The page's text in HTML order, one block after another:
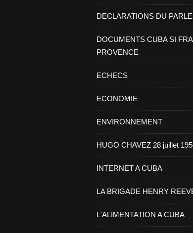
DECLARATIONS DU
DOCUMENTS CUBA SI
PROVENCE
ECHECS
ECONOMIE
ENVIRONNEMENT
HUGO CHAVEZ 28 juillet
INTERNET A CUBA
LA BRIGADE HENRY
L'ALIMENTATION A CUBA